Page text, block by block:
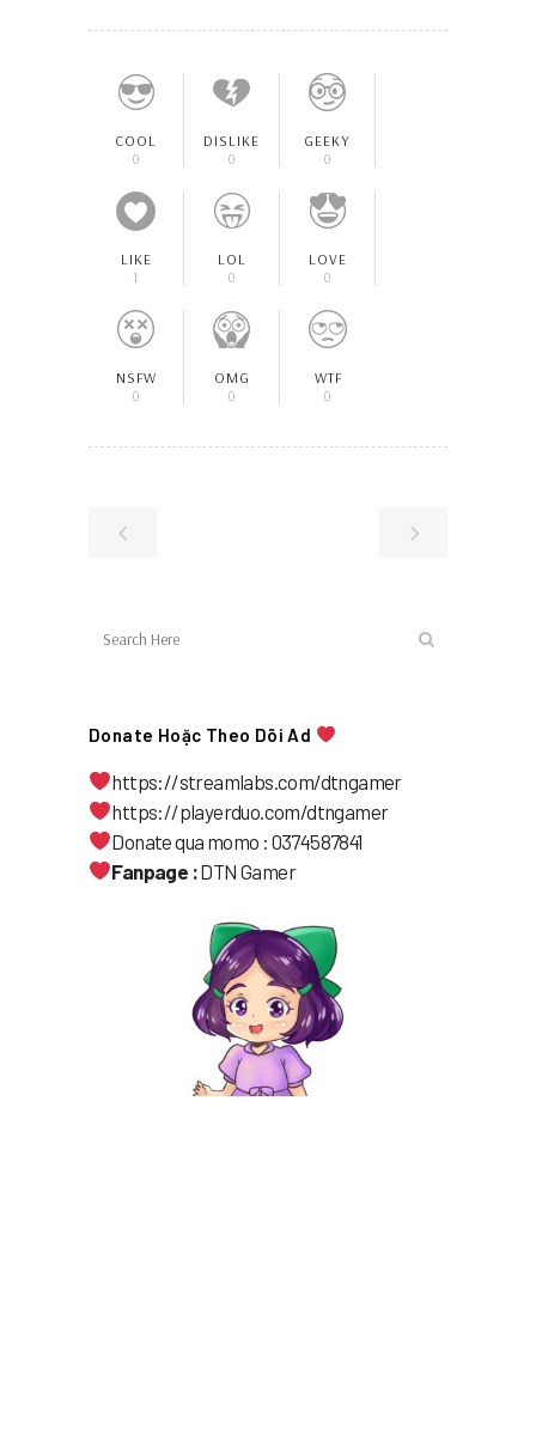
COOL
0
DISLIKE
0
GEEKY
0
LIKE
1
LOL
0
LOVE
0
NSFW
0
OMG
0
WTF
0
Donate Hoặc Theo Dõi Ad
https://streamlabs.com/dtngamer
https://playerduo.com/dtngamer
Donate qua momo : 0374587841
Fanpage :DTN Gamer